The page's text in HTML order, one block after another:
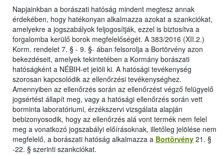
Napjainkban a borászati hatóság mindent megtesz annak
érdekében, hogy hatékonyan alkalmazza azokat a szankciókat,
amelyekre a jogszabályok feljogosítják, ezzel is biztosítva a
forgalomba kerülő borok megfelelőségét. A 383/2016 (XII.2.)
Korm. rendelet 7. § - 9. §- ában felsorolja a Bortörvény azon
bekezdéseit, amelyek tekintetében a Kormány borászati
hatóságként a NÉBIH-et jelöli ki. A hatósági tevékenység
szorosan kapcsolódik az ellenőrzési tevékenységhez.
Amennyiben az ellenőrzés során az ellenőrzést végző felügyelő
jogsértést állapít meg, vagy a hatósági ellenőrzés során vett
borminta laboratóriumi, érzékszervi vizsgálata alapján
bebizonyosodik, hogy az ellenőrzés alá vont termék nem felel
meg a vonatkozó jogszabályi előírásoknak, illetőleg jelölése nem
megfelelő, a borászati hatóság alkalmazza a Bortörvény 21. §
-22. § szerinti szankciókat.